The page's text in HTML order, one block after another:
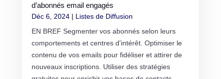
d’abonnés email engagés
Déc 6, 2024| Listes de Diffusion
EN BREF Segmenter vos abonnés selon leurs
comportements et centres d'intérêt. Optimiser le
contenu de vos emails pour fidéliser et attirer de
nouveaux inscriptions. Utiliser des stratégies